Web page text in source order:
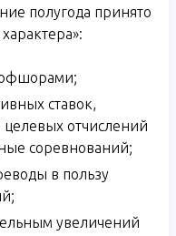
полугода принято
офшорами;
ставок,
целевых отчислений
соревнований;
в пользу
увеличений